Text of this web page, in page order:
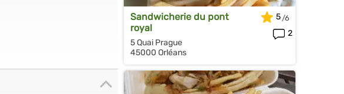
Sandwicherie du pont
royal
5 Quai Prague
45000 Orléans
5
2